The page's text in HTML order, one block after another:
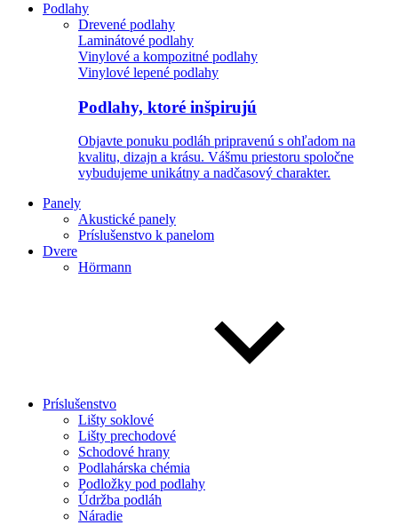
Podlahy
Drevené podlahy
Laminátové podlahy
Vinylové a kompozitné podlahy
Vinylové lepené podlahy
Podlahy, ktoré inšpirujú
Objavte ponuku podláh pripravenú s ohľadom na
kvalitu, dizajn a krásu. Vášmu priestoru spoločne
vybudujeme unikátny a nadčasový charakter.
Panely
Akustické panely
Príslušenstvo k panelom
Dvere
Hörmann
Príslušenstvo
Lišty soklové
Lišty prechodové
Schodové hrany
Podlahárska chémia
Podložky pod podlahy
Údržba podláh
Náradie